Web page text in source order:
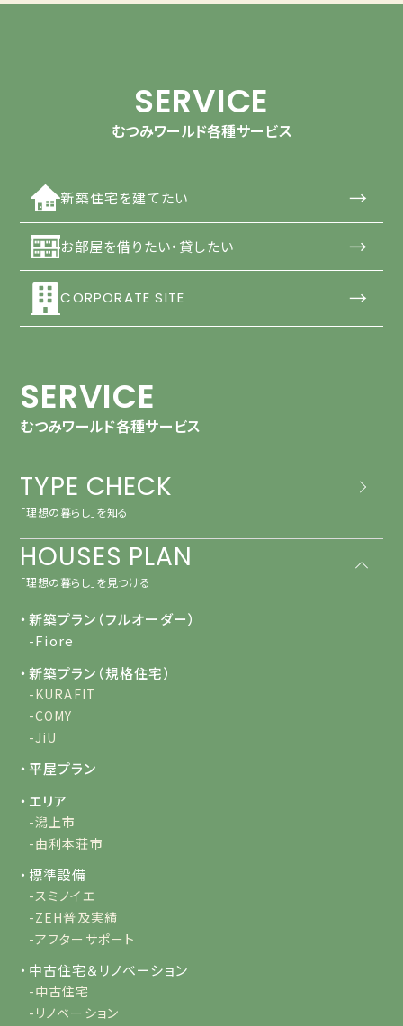
SERVICE
むつみワールド各種サービス
新築住宅を建てたい →
お部屋を借りたい・貸したい →
CORPORATE SITE →
SERVICE
むつみワールド各種サービス
TYPE CHECK
「理想の暮らし」を知る
HOUSES PLAN
「理想の暮らし」を見つける
・新築プラン（フルオーダー）
-Fiore
・新築プラン（規格住宅）
-KURAFIT
-COMY
-JiU
・平屋プラン
・エリア
-潟上市
-由利本荘市
・標準設備
-スミノイエ
-ZEH普及実績
-アフターサポート
・中古住宅＆リノベーション
-中古住宅
-リノベーション